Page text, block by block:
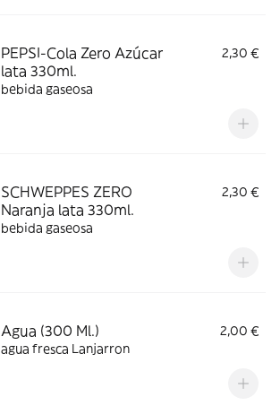
PEPSI-Cola Zero Azúcar
lata 330ml.
2,30 €
bebida gaseosa
SCHWEPPES ZERO
Naranja lata 330ml.
2,30 €
bebida gaseosa
Agua (300 Ml.)
2,00 €
agua fresca Lanjarron